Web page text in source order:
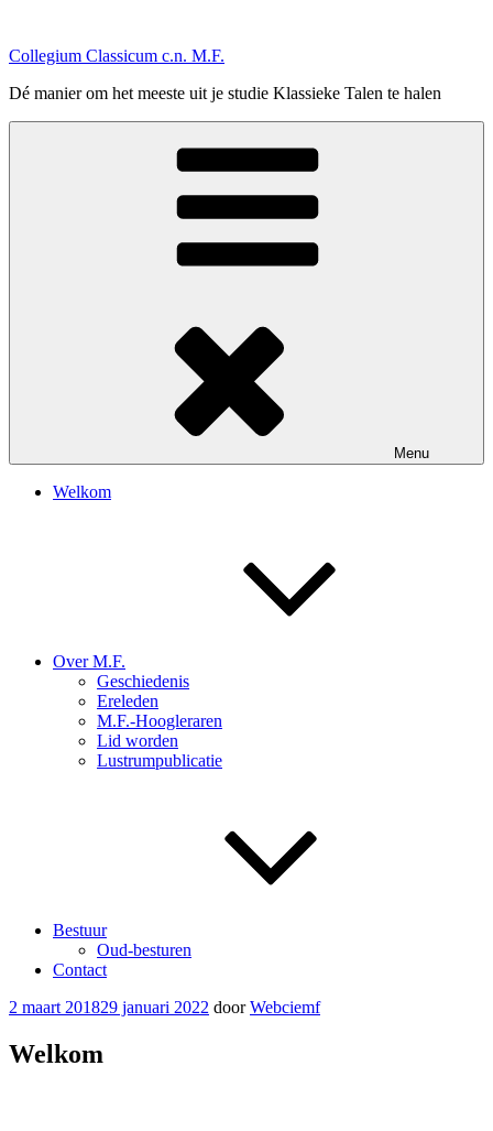
de
Collegium Classicum c.n. M.F.
Dé manier om het meeste uit je studie Klassieke Talen te halen
Menu
Welkom
Over M.F.
Geschiedenis
Ereleden
M.F.-Hoogleraren
Lid worden
Lustrumpublicatie
Bestuur
Oud-besturen
Contact
Geplaatst
2 maart 201829 januari 2022 doorWebciemf
Welkom